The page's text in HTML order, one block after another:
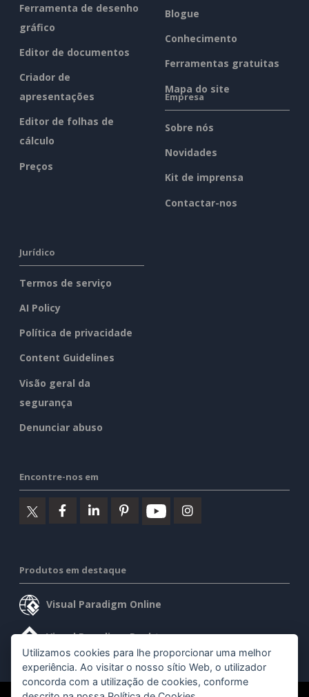
Ferramenta de desenho
gráfico
Editor de documentos
Criador de
apresentações
Editor de folhas de
cálculo
Preços
Blogue
Conhecimento
Ferramentas gratuitas
Mapa do site
Empresa
Sobre nós
Novidades
Kit de imprensa
Contactar-nos
Jurídico
Termos de serviço
AI Policy
Política de privacidade
Content Guidelines
Visão geral da
segurança
Denunciar abuso
Encontre-nos em
Produtos em destaque
Visual Paradigm Online
Visual Paradigm Desktop
Utilizamos cookies para lhe proporcionar uma melhor
experiência. Ao visitar o nosso sítio Web, o utilizador
concorda com a utilização de cookies, conforme